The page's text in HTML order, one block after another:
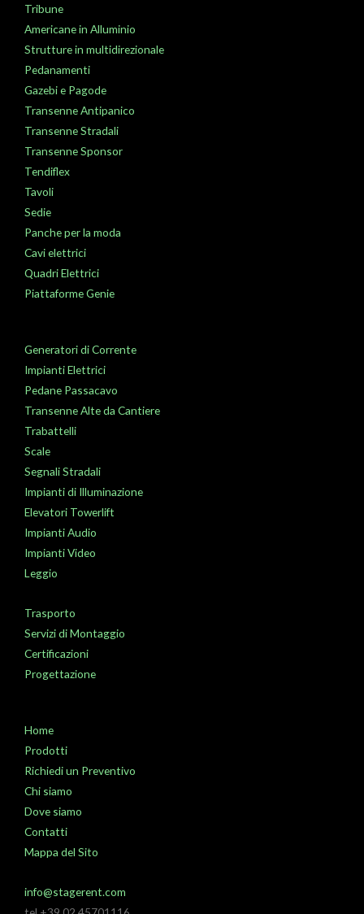
Tribune
Americane in Alluminio
Strutture in multidirezionale
Pedanamenti
Gazebi e Pagode
Transenne Antipanico
Transenne Stradali
Transenne Sponsor
Tendiflex
Tavoli
Sedie
Panche per la moda
Cavi elettrici
Quadri Elettrici
Piattaforme Genie
Generatori di Corrente
Impianti Elettrici
Pedane Passacavo
Transenne Alte da Cantiere
Trabattelli
Scale
Segnali Stradali
Impianti di Illuminazione
Elevatori Towerlift
Impianti Audio
Impianti Video
Leggio
Trasporto
Servizi di Montaggio
Certificazioni
Progettazione
Home
Prodotti
Richiedi un Preventivo
Chi siamo
Dove siamo
Contatti
Mappa del Sito
info@stagerent.com